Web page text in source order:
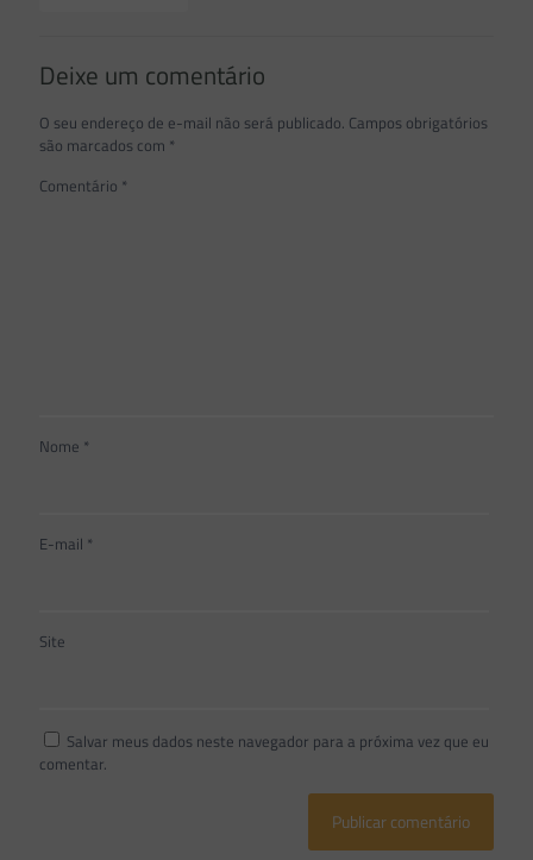
Deixe um comentário
O seu endereço de e-mail não será publicado. Campos obrigatórios
são marcados com *
Comentário *
Nome *
E-mail *
Site
Salvar meus dados neste navegador para a próxima vez que eu
comentar.